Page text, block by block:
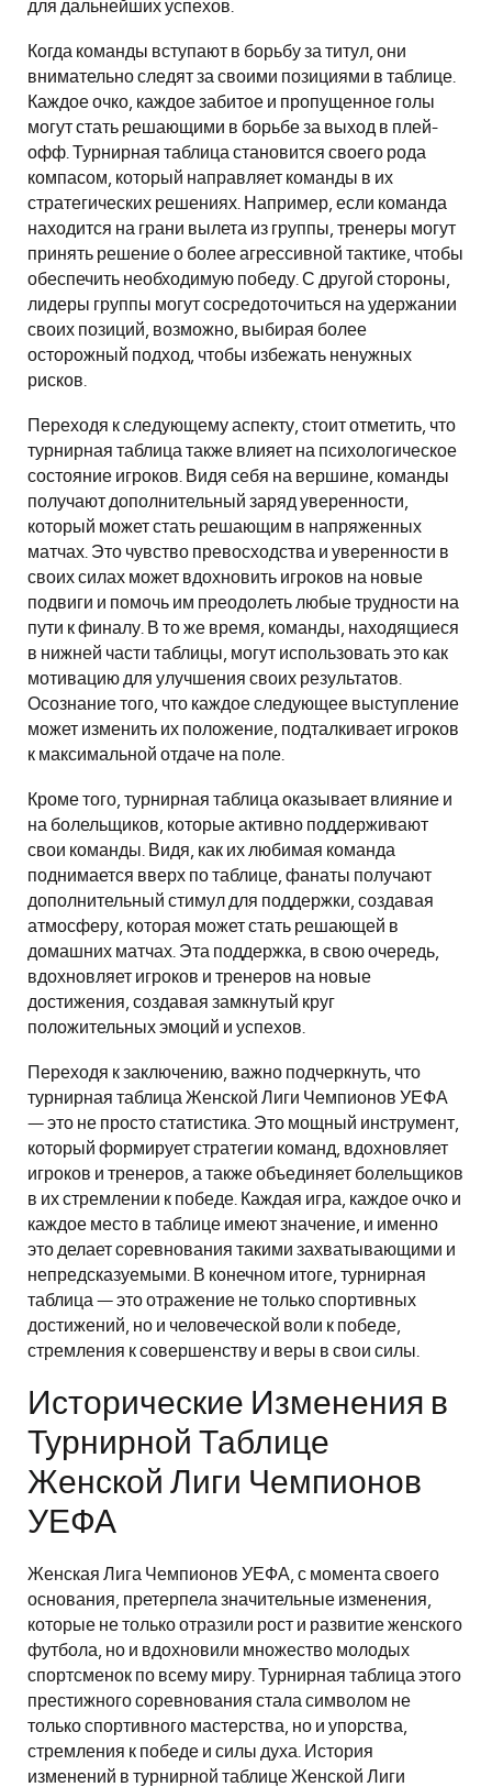
для дальнейших успехов.
Когда команды вступают в борьбу за титул, они
внимательно следят за своими позициями в таблице.
Каждое очко, каждое забитое и пропущенное голы
могут стать решающими в борьбе за выход в плей-
офф. Турнирная таблица становится своего рода
компасом, который направляет команды в их
стратегических решениях. Например, если команда
находится на грани вылета из группы, тренеры могут
принять решение о более агрессивной тактике, чтобы
обеспечить необходимую победу. С другой стороны,
лидеры группы могут сосредоточиться на удержании
своих позиций, возможно, выбирая более
осторожный подход, чтобы избежать ненужных
рисков.
Переходя к следующему аспекту, стоит отметить, что
турнирная таблица также влияет на психологическое
состояние игроков. Видя себя на вершине, команды
получают дополнительный заряд уверенности,
который может стать решающим в напряженных
матчах. Это чувство превосходства и уверенности в
своих силах может вдохновить игроков на новые
подвиги и помочь им преодолеть любые трудности на
пути к финалу. В то же время, команды, находящиеся
в нижней части таблицы, могут использовать это как
мотивацию для улучшения своих результатов.
Осознание того, что каждое следующее выступление
может изменить их положение, подталкивает игроков
к максимальной отдаче на поле.
Кроме того, турнирная таблица оказывает влияние и
на болельщиков, которые активно поддерживают
свои команды. Видя, как их любимая команда
поднимается вверх по таблице, фанаты получают
дополнительный стимул для поддержки, создавая
атмосферу, которая может стать решающей в
домашних матчах. Эта поддержка, в свою очередь,
вдохновляет игроков и тренеров на новые
достижения, создавая замкнутый круг
положительных эмоций и успехов.
Переходя к заключению, важно подчеркнуть, что
турнирная таблица Женской Лиги Чемпионов УЕФА
— это не просто статистика. Это мощный инструмент,
который формирует стратегии команд, вдохновляет
игроков и тренеров, а также объединяет болельщиков
в их стремлении к победе. Каждая игра, каждое очко и
каждое место в таблице имеют значение, и именно
это делает соревнования такими захватывающими и
непредсказуемыми. В конечном итоге, турнирная
таблица — это отражение не только спортивных
достижений, но и человеческой воли к победе,
стремления к совершенству и веры в свои силы.
Исторические Изменения в
Турнирной Таблице
Женской Лиги Чемпионов
УЕФА
Женская Лига Чемпионов УЕФА, с момента своего
основания, претерпела значительные изменения,
которые не только отразили рост и развитие женского
футбола, но и вдохновили множество молодых
спортсменок по всему миру. Турнирная таблица этого
престижного соревнования стала символом не
только спортивного мастерства, но и упорства,
стремления к победе и силы духа. История
изменений в турнирной таблице Женской Лиги